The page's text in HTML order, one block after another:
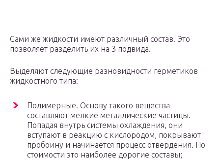
Сами же жидкости имеют различный состав. Это
позволяет разделить их на 3 подвида.
Выделяют следующие разновидности герметиков
жидкостного типа:
Полимерные. Основу такого вещества
составляют мелкие металлические частицы.
Попадая внутрь системы охлаждения, они
вступают в реакцию с кислородом, покрывают
пробоину и начинается процесс отвердения. По
стоимости это наиболее дорогие составы;